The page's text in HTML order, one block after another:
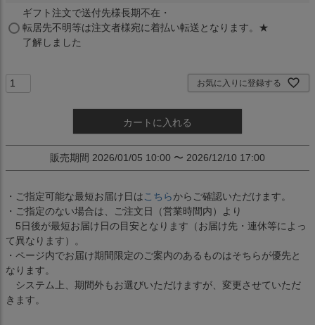
(
必
須
ギフト注文で送付先様長期不在・
転居先不明等は注文者様宛に着払い転送となります。★
了解しました
お気に入りに登録する
カートに入れる
販売期間 2026/01/05 10:00 〜 2026/12/10 17:00
・ご指定可能な最短お届け日はこちらからご確認いただけます。
・ご指定のない場合は、ご注文日（営業時間内）より
5日後が最短お届け日の目安となります（お届け先・連休等によっ
て異なります）。
・ページ内でお届け期間限定のご案内のあるものはそちらが優先と
なります。
システム上、期間外もお選びいただけますが、変更させていただ
きます。